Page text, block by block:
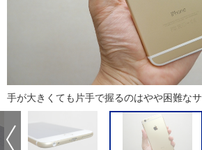
手が大きくても片手で握るのはやや困難な